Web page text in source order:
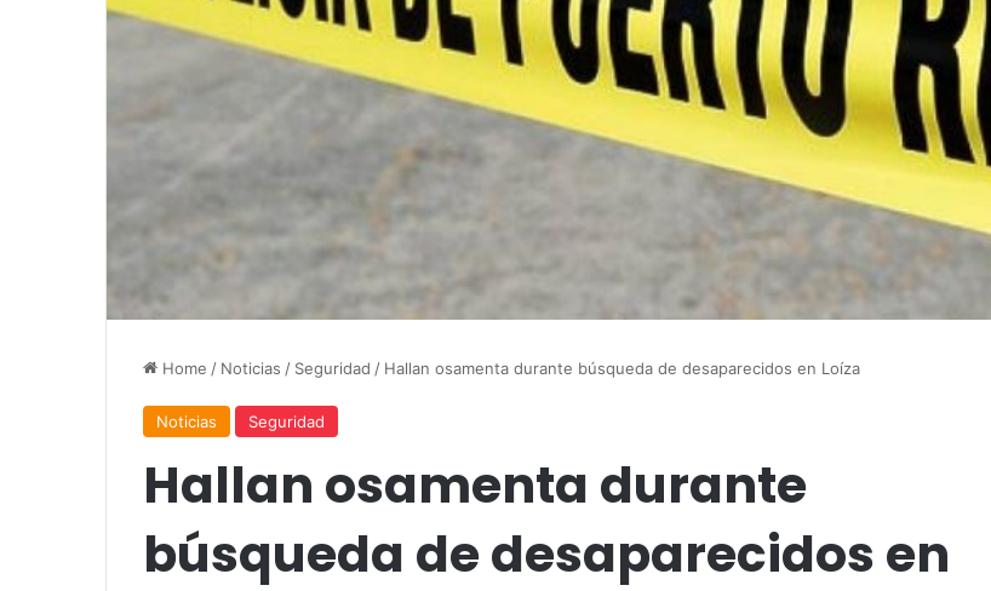
Home / Noticias / Seguridad / Hallan osamenta durante búsqueda de desaparecidos en Loíza
Noticias Seguridad
Hallan osamenta durante
búsqueda de desaparecidos en